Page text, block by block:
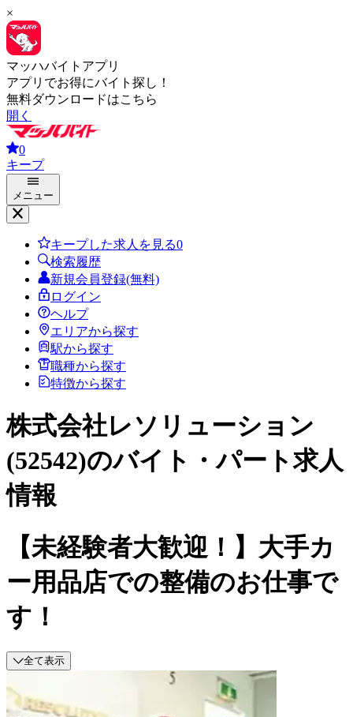
×
マッハバイトアプリ
アプリでお得にバイト探し！
無料ダウンロードはこちら
開く
0
キープ
メニュー
キープした求人を見る0
検索履歴
新規会員登録(無料)
ログイン
ヘルプ
エリアから探す
駅から探す
職種から探す
特徴から探す
株式会社レソリューション
(52542)のバイト・パート求人
情報
【未経験者大歓迎！】大手カ
ー用品店での整備のお仕事で
す！
全て表示